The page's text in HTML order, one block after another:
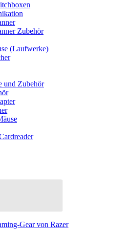
Zubehör
(Laufwerke)
und Zubehör
Gear von Razer